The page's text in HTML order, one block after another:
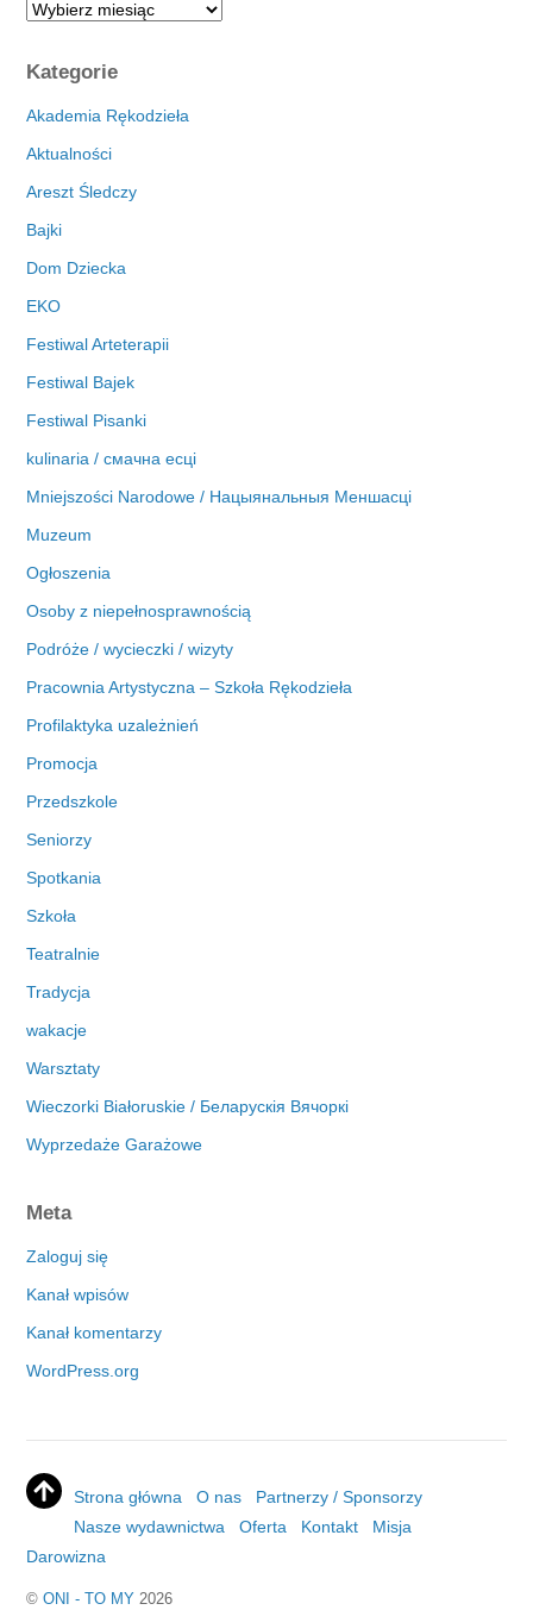
A
h
i
a
Kategorie
Akademia Rękodzieła
Aktualności
Areszt Śledczy
Bajki
Dom Dziecka
EKO
Festiwal Arteterapii
Festiwal Bajek
Festiwal Pisanki
kulinaria / смачна есці
Mniejszości Narodowe / Нацыянальныя Меншасці
Muzeum
Ogłoszenia
Osoby z niepełnosprawnością
Podróże / wycieczki / wizyty
Pracownia Artystyczna – Szkoła Rękodzieła
Profilaktyka uzależnień
Promocja
Przedszkole
Seniorzy
Spotkania
Szkoła
Teatralnie
Tradycja
wakacje
Warsztaty
Wieczorki Białoruskie / Беларускія Вячоркі
Wyprzedaże Garażowe
Meta
Zaloguj się
Kanał wpisów
Kanał komentarzy
WordPress.org
Strona główna O nas
Partnerzy / Sponsorzy
Nasze wydawnictwa
Oferta Kontakt
Misja
Darowizna
©ONI - TO MY 2026